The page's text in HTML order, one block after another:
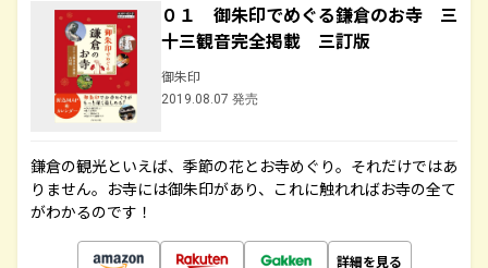
０１ 御朱印でめぐる鎌倉のお寺 三
十三観音完全掲載 三訂版
御朱印
2019.08.07 発売
鎌倉の観光といえば、季節の花とお寺めぐり。それだけではあ
りません。お寺には御朱印があり、これに触れればお寺の全て
がわかるのです！
詳細を見る